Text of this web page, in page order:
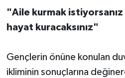
"Aile kurmak
hayat kuracaksınız"
Gençlerin önüne konulan
ikliminin sonuçlarına